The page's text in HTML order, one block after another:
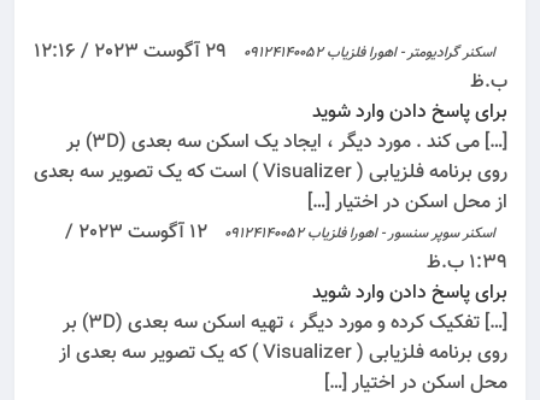
اسکنر گرادیومتر - اهورا فلزیاب 09124140052
29 آگوست 2023 / 12:16
ب.ظ
برای پاسخ دادن وارد شوید
[…] می کند . مورد دیگر ، ایجاد یک اسکن سه بعدی (3D) بر
روی برنامه فلزیابی ( Visualizer ) است که یک تصویر سه بعدی
از محل اسکن در اختیار […]
اسکنر سوپر سنسور - اهورا فلزیاب 09124140052
12 آگوست 2023 /
1:39 ب.ظ
برای پاسخ دادن وارد شوید
[…] تفکیک کرده و مورد دیگر ، تهیه اسکن سه بعدی (3D) بر
روی برنامه فلزیابی ( Visualizer ) که یک تصویر سه بعدی از
محل اسکن در اختیار […]